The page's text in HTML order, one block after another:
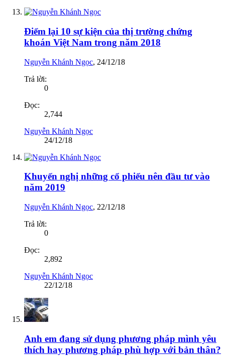
Điểm lại 10 sự kiện của thị trường chứng
khoán Việt Nam trong năm 2018
Nguyễn Khánh Ngọc, 24/12/18
Trả lời:
0
Đọc:
2,744
Nguyễn Khánh Ngọc
24/12/18
Khuyến nghị những cổ phiếu nên đầu tư vào
năm 2019
Nguyễn Khánh Ngọc, 22/12/18
Trả lời:
0
Đọc:
2,892
Nguyễn Khánh Ngọc
22/12/18
Anh em đang sử dụng phương pháp mình yêu
thích hay phương pháp phù hợp với bản thân?